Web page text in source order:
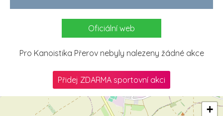
Oficiální web
Pro Kanoistika Přerov nebyly nalezeny žádné akce
Přidej ZDARMA sportovní akci
+